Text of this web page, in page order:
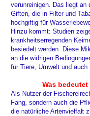
verunreinigen. Das liegt an
Giften, die in Filter und
hochgiftig für
Hinzu kommt: Studien
krankheitserregenden
besiedelt werden. Diese
an die widrigen
für Tiere, Umwelt und
Was
Als Nutzer der
Fang, sondern auch die
die natürliche Artenvielfalt